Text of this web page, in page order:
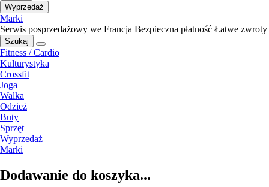
Wyprzedaż
Marki
Serwis posprzedażowy we Francja Bezpieczna płatność Łatwe zwroty
Szukaj
Fitness / Cardio
Kulturystyka
Crossfit
Joga
Walka
Odzież
Buty
Sprzęt
Wyprzedaż
Marki
Dodawanie do koszyka...